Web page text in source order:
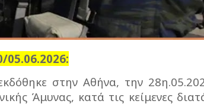
05.06.2026:
στην Αθήνα, την
Άμυνας, κατά τις κείμενες